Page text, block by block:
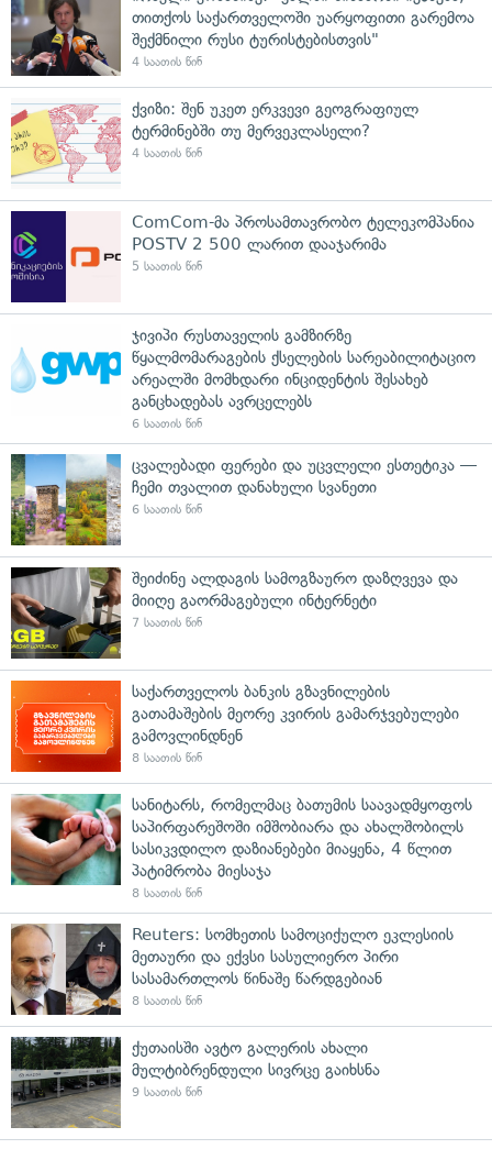
თითქოს საქართველოში უარყოფითი გარემოა
შექმნილი რუსი ტურისტებისთვის"
4 საათის წინ
ქვიზი: შენ უკეთ ერკვევი გეოგრაფიულ
ტერმინებში თუ მერვეკლასელი?
4 საათის წინ
ComCom-მა პროსამთავრობო ტელეკომპანია
POSTV 2 500 ლარით დააჯარიმა
5 საათის წინ
ჯივიპი რუსთაველის გამზირზე
წყალმომარაგების ქსელების სარეაბილიტაციო
არეალში მომხდარი ინციდენტის შესახებ
განცხადებას ავრცელებს
6 საათის წინ
ცვალებადი ფერები და უცვლელი ესთეტიკა —
ჩემი თვალით დანახული სვანეთი
6 საათის წინ
შეიძინე ალდაგის სამოგზაურო დაზღვევა და
მიიღე გაორმაგებული ინტერნეტი
7 საათის წინ
საქართველოს ბანკის გზავნილების
გათამაშების მეორე კვირის გამარჯვებულები
გამოვლინდნენ
8 საათის წინ
სანიტარს, რომელმაც ბათუმის საავადმყოფოს
საპირფარეშოში იმშობიარა და ახალშობილს
სასიკვდილო დაზიანებები მიაყენა, 4 წლით
პატიმრობა მიესაჯა
8 საათის წინ
Reuters: სომხეთის სამოციქულო ეკლესიის
მეთაური და ექვსი სასულიერო პირი
სასამართლოს წინაშე წარდგებიან
8 საათის წინ
ქუთაისში ავტო გალერის ახალი
მულტიბრენდული სივრცე გაიხსნა
9 საათის წინ